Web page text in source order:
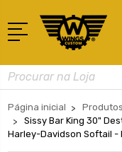
Busca
Página inicial Produtos
Sissy Bar King 30"
Harley-Davidson Softail -